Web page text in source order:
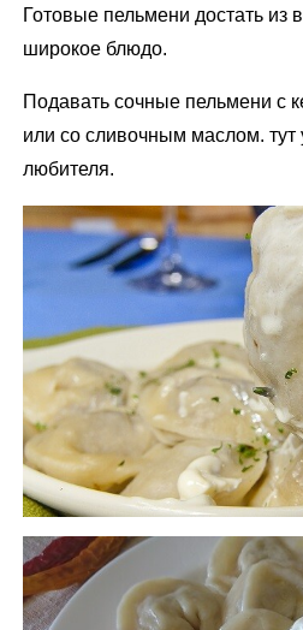
Готовые пельмени достать из
широкое блюдо.
Подавать сочные пельмени с
или со сливочным маслом. тут
любителя.